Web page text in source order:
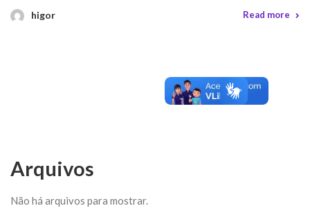
higor Read more
Arquivos
Não há arquivos para mostrar.